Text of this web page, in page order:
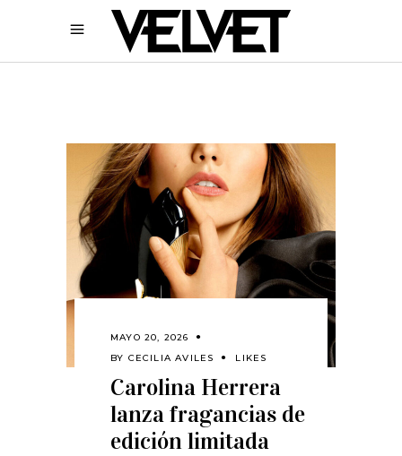
MAYO 20, 2026
BY CECILIA AVILES LIKES
Carolina Herrera
lanza fragancias de
edición limitada